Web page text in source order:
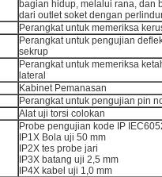
bagian hidup, melalui rana, dan
dari outlet soket dengan
Perangkat untuk memeriksa
Perangkat untuk pengujian
sekrup
Perangkat untuk memeriksa
lateral
Kabinet Pemanasan
Perangkat untuk pengujian pin
Alat uji torsi colokan
Probe pengujian kode IP
IP1X Bola uji 50 mm
IP2X tes probe jari
IP3X batang uji 2,5 mm
IP4X kabel uji 1,0 mm